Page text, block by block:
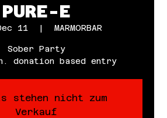
PURE-E
11
  |
MARMORBAR
Sober Party
donation based entry
stehen nicht zum
Verkauf